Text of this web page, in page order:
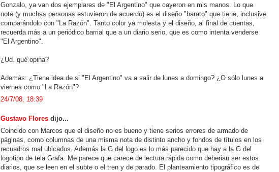
Gonzalo, ya van dos ejemplares de "El Argentino" que cayeron en mis manos. Lo que
noté (y muchas personas estuvieron de acuerdo) es el diseño "barato" que tiene, inclusive
comparándolo con "La Razón". Tanto color ya molesta y el diseño, al final de cuentas,
recuerda más a un periódico barrial que a un diario serio, que es como intenta venderse
"El Argentino".
¿Ud. qué opina?
Además: ¿Tiene idea de si "El Argentino" va a salir de lunes a domingo? ¿O sólo lunes a
viernes como "La Razón"?
24/7/08, 18:39
Gustavo Flores dijo...
Coincido con Marcos que el diseño no es bueno y tiene serios errores de armado de
páginas, como columnas de una misma nota de distinto ancho y fondos de títulos en los
recuadros mal ubicados. Además la G del logo es lo más parecido que hay a la G del
logotipo de tela Grafa. Me parece que carece de lectura rápida como deberian ser estos
diarios, que se leen en el subte o el tren y de parado. El planteamiento tipográfico es de